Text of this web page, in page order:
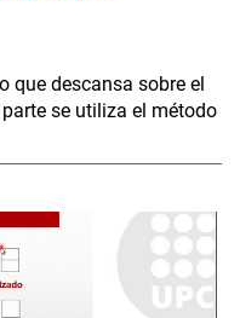
que descansa sobre el
se utiliza el método